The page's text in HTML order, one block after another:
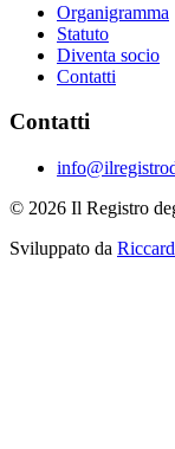
Organigramma
Statuto
Diventa socio
Contatti
Contatti
© 2026 Il Registro
Sviluppato da